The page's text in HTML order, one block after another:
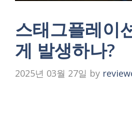
스태그플레이
게 발생하나?
2025년 03월 27일 by